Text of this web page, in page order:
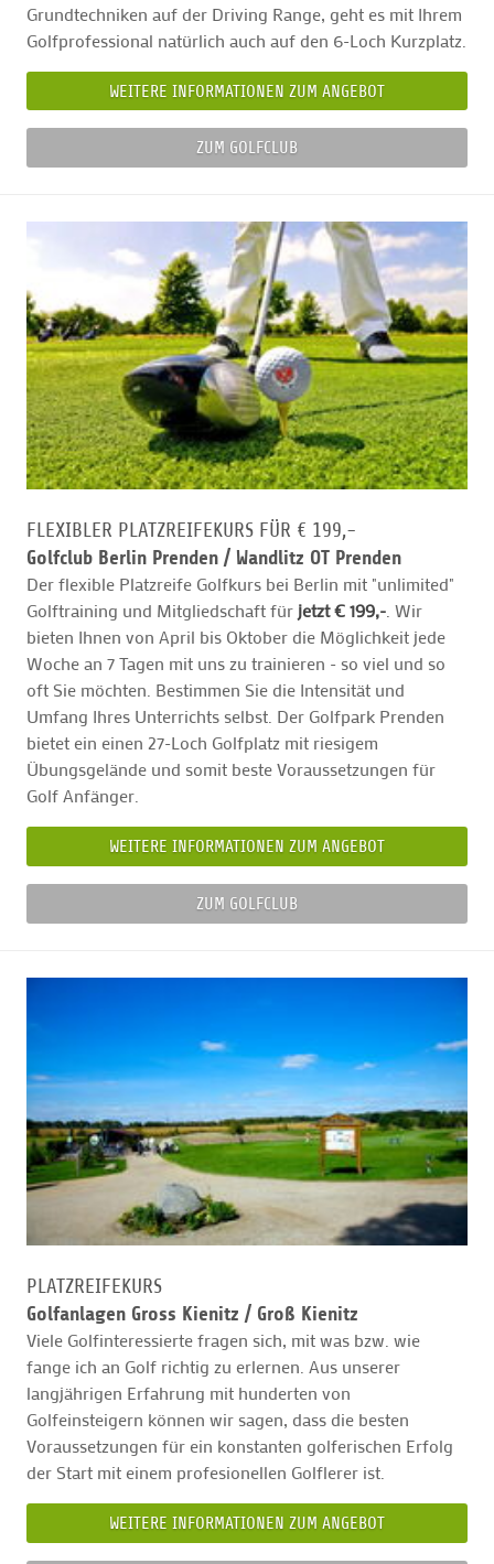
Grundtechniken auf der Driving Range, geht es mit Ihrem
Golfprofessional natürlich auch auf den 6-Loch Kurzplatz.
WEITERE INFORMATIONEN ZUM ANGEBOT
ZUM GOLFCLUB
FLEXIBLER PLATZREIFEKURS FÜR € 199,-
Golfclub Berlin Prenden / Wandlitz OT Prenden
Der flexible Platzreife Golfkurs bei Berlin mit "unlimited"
Golftraining und Mitgliedschaft für jetzt € 199,-. Wir
bieten Ihnen von April bis Oktober die Möglichkeit jede
Woche an 7 Tagen mit uns zu trainieren - so viel und so
oft Sie möchten. Bestimmen Sie die Intensität und
Umfang Ihres Unterrichts selbst. Der Golfpark Prenden
bietet ein einen 27-Loch Golfplatz mit riesigem
Übungsgelände und somit beste Voraussetzungen für
Golf Anfänger.
WEITERE INFORMATIONEN ZUM ANGEBOT
ZUM GOLFCLUB
PLATZREIFEKURS
Golfanlagen Gross Kienitz / Groß Kienitz
Viele Golfinteressierte fragen sich, mit was bzw. wie
fange ich an Golf richtig zu erlernen. Aus unserer
langjährigen Erfahrung mit hunderten von
Golfeinsteigern können wir sagen, dass die besten
Voraussetzungen für ein konstanten golferischen Erfolg
der Start mit einem profesionellen Golflerer ist.
WEITERE INFORMATIONEN ZUM ANGEBOT